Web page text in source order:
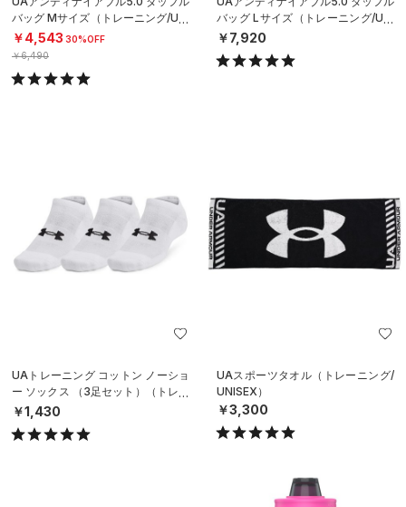
バッグ Mサイズ（トレーニング/UNI
SEX）
￥4,543 30%OFF
￥6,490
バッグ Lサイズ（トレーニング/UNI
SEX）
￥7,920
UAトレーニング コットン ノーショ
ー ソックス （3足セット）（トレー
ニング/UNISEX）
￥1,430
UAスポーツタオル（トレーニング/
UNISEX）
￥3,300